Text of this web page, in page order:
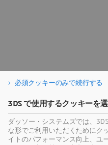
必須クッキーのみで続行する
3DS で使用するクッキーを
ダッソー・システムズでは、
な形でご利用いただくためにク
イトのパフォーマンス向上、ユ